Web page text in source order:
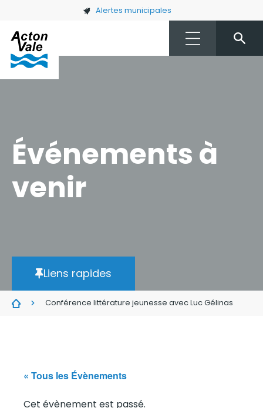
Skip to main content Alertes municipales
Événements à
venir
Liens rapides
Conférence littérature jeunesse avec Luc Gélinas
« Tous les Évènements
Cet évènement est passé.